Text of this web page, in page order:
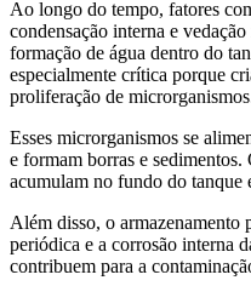
Ao longo do tempo, fatores
condensação interna e
formação de água dentro do
especialmente crítica porque
proliferação de
Esses microrganismos se
e formam borras e sedimentos.
acumulam no fundo do tanque
Além disso, o armazenamento
periódica e a corrosão interna
contribuem para a